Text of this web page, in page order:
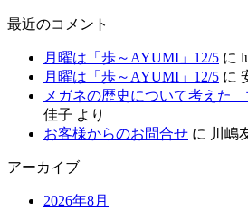
最近のコメント
月曜は「歩～AYUMI」12/5 に
月曜は「歩～AYUMI」12/5 に
メガネの歴史について考えた
佳子 より
お客様からのお問合せ に 川嶋
アーカイブ
2026年8月